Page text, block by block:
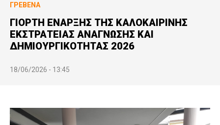
ΓΡΕΒΕΝΆ
ΓΙΟΡΤΗ ΕΝΑΡΞΗΣ ΤΗΣ ΚΑΛΟΚΑΙΡΙΝΗΣ
ΕΚΣΤΡΑΤΕΙΑΣ ΑΝΑΓΝΩΣΗΣ ΚΑΙ
ΔΗΜΙΟΥΡΓΙΚΟΤΗΤΑΣ 2026
18/06/2026 - 13:45